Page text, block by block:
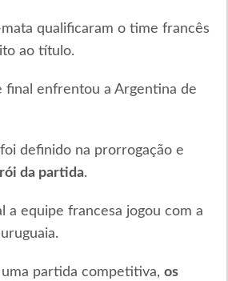
qualificaram o time francês
ao título.
final enfrentou a Argentina de
definido na prorrogação e
da partida.
a equipe francesa jogou com a
partida competitiva, os